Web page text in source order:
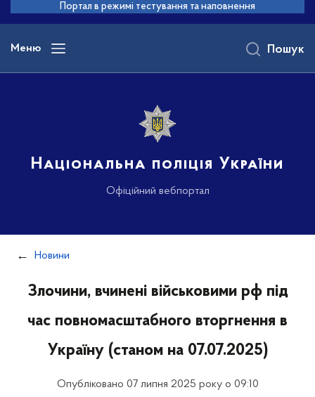
основного
вмісту
Портал в режимі тестування та наповнення
Меню
Національна поліція України
Офіційний вебпортал
Пошук
Новини
Злочини, вчинені військовими рф під
час повномасштабного вторгнення в
Україну (станом на 07.07.2025)
Опубліковано 07 липня 2025 року о 09:10